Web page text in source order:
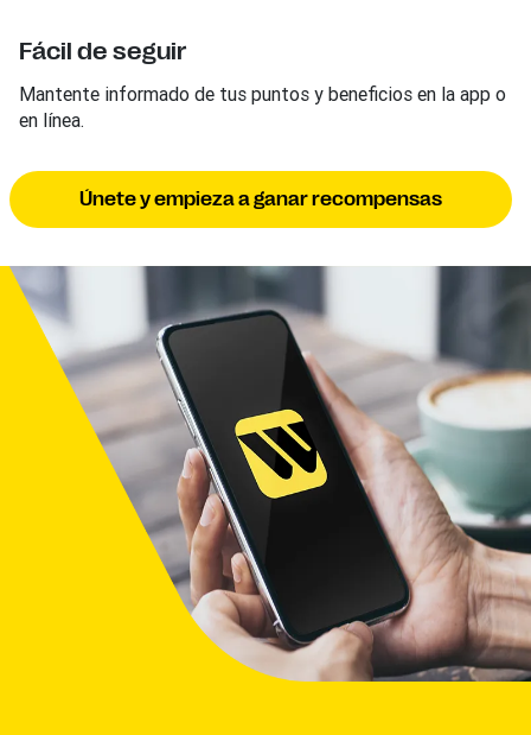
Fácil de seguir
Mantente informado de tus puntos y beneficios en la app o
en línea.
Únete y empieza a ganar recompensas